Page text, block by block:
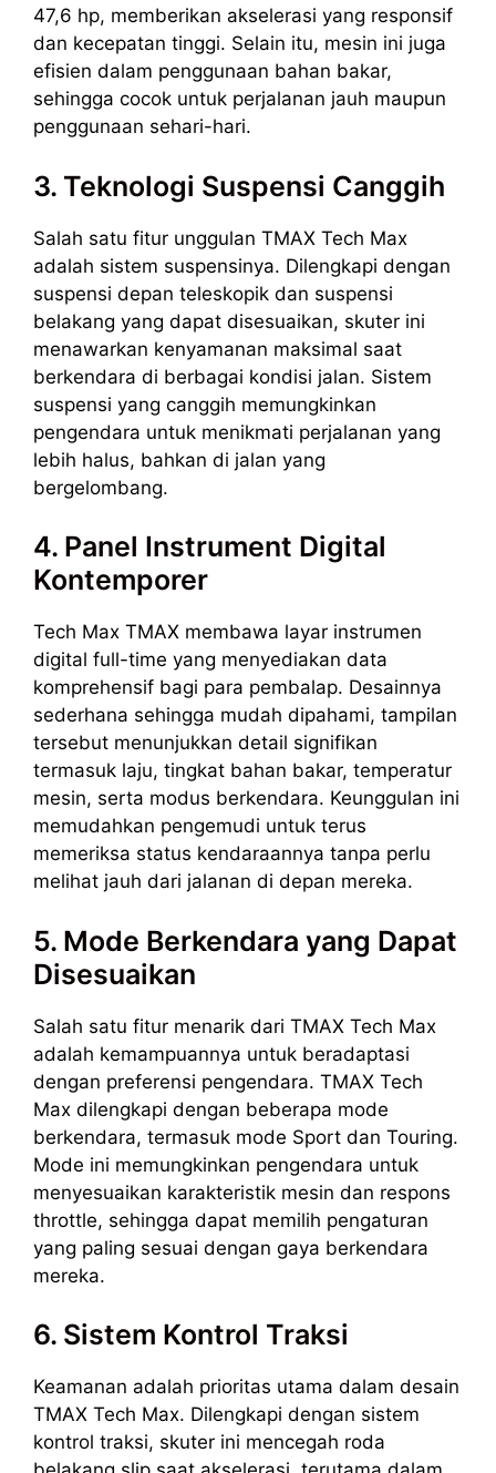
47,6 hp, memberikan akselerasi yang responsif
dan kecepatan tinggi. Selain itu, mesin ini juga
efisien dalam penggunaan bahan bakar,
sehingga cocok untuk perjalanan jauh maupun
penggunaan sehari-hari.
3. Teknologi Suspensi Canggih
Salah satu fitur unggulan TMAX Tech Max
adalah sistem suspensinya. Dilengkapi dengan
suspensi depan teleskopik dan suspensi
belakang yang dapat disesuaikan, skuter ini
menawarkan kenyamanan maksimal saat
berkendara di berbagai kondisi jalan. Sistem
suspensi yang canggih memungkinkan
pengendara untuk menikmati perjalanan yang
lebih halus, bahkan di jalan yang
bergelombang.
4. Panel Instrument Digital
Kontemporer
Tech Max TMAX membawa layar instrumen
digital full-time yang menyediakan data
komprehensif bagi para pembalap. Desainnya
sederhana sehingga mudah dipahami, tampilan
tersebut menunjukkan detail signifikan
termasuk laju, tingkat bahan bakar, temperatur
mesin, serta modus berkendara. Keunggulan ini
memudahkan pengemudi untuk terus
memeriksa status kendaraannya tanpa perlu
melihat jauh dari jalanan di depan mereka.
5. Mode Berkendara yang Dapat
Disesuaikan
Salah satu fitur menarik dari TMAX Tech Max
adalah kemampuannya untuk beradaptasi
dengan preferensi pengendara. TMAX Tech
Max dilengkapi dengan beberapa mode
berkendara, termasuk mode Sport dan Touring.
Mode ini memungkinkan pengendara untuk
menyesuaikan karakteristik mesin dan respons
throttle, sehingga dapat memilih pengaturan
yang paling sesuai dengan gaya berkendara
mereka.
6. Sistem Kontrol Traksi
Keamanan adalah prioritas utama dalam desain
TMAX Tech Max. Dilengkapi dengan sistem
kontrol traksi, skuter ini mencegah roda